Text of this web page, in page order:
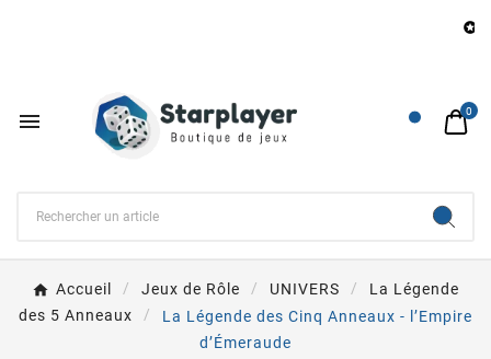

 0
Accueil Jeux de Rôle UNIVERS
La Légende
des 5 Anneaux
La Légende des Cinq Anneaux - l’Empire
d’Émeraude